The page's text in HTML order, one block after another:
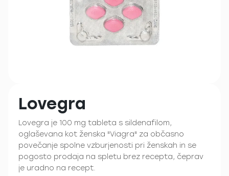
Lovegra
Lovegra je 100 mg tableta s sildenafilom,
oglaševana kot ženska "Viagra" za občasno
povečanje spolne vzburjenosti pri ženskah in se
pogosto prodaja na spletu brez recepta, čeprav
je uradno na recept.